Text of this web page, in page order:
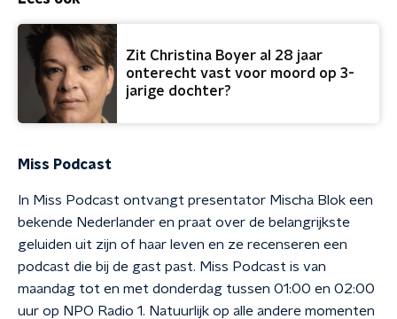
Zit Christina Boyer al 28 jaar
onterecht vast voor moord op 3-
jarige dochter?
Miss Podcast
In Miss Podcast ontvangt presentator Mischa Blok een
bekende Nederlander en praat over de belangrijkste
geluiden uit zijn of haar leven en ze recenseren een
podcast die bij de gast past. Miss Podcast is van
maandag tot en met donderdag tussen 01:00 en 02:00
uur op NPO Radio 1. Natuurlijk op alle andere momenten